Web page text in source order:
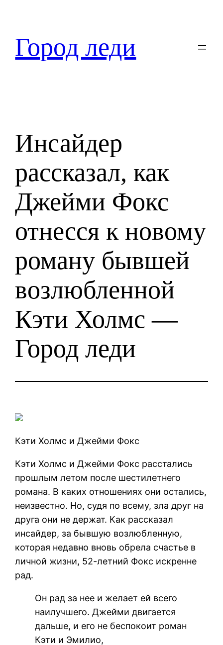
содержимому
Город леди
Инсайдер
рассказал, как
Джейми Фокс
отнесся к новому
роману бывшей
возлюбленной
Кэти Холмс —
Город леди
Кэти Холмс и Джейми Фокс
Кэти Холмс и Джейми Фокс расстались
прошлым летом после шестилетнего
романа. В каких отношениях они остались,
неизвестно. Но, судя по всему, зла друг на
друга они не держат. Как рассказал
инсайдер, за бывшую возлюбленную,
которая недавно вновь обрела счастье в
личной жизни, 52-летний Фокс искренне
рад.
Он рад за нее и желает ей всего
наилучшего. Джейми двигается
дальше, и его не беспокоит роман
Кэти и Эмилио,